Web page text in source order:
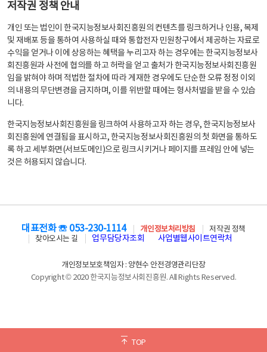
저작권 정책 안내
개인 또는 법인이 한국지능정보사회진흥원의 컨텐츠를 링크하거나 인용, 복제
및 재배포 등을 통하여 사용하실 때와 통합전자 민원창구에서 제공하는 자료로
수익을 얻거나 이에 상응하는 혜택을 누리고자 하는 경우에는 한국지능정보사
회진흥원과 사전에 협의를 하고 허락을 얻고 출처가 한국지능정보사회진흥원
임을 밝혀야 하며 적법한 절차에 따라 게재한 경우에도 단순한 오류 정정 이외
의 내용의 무단변경을 금지하며, 이를 위반할 때에는 형사처벌을 받을 수 있습
니다.
한국지능정보사회진흥원을 링크하여 사용하고자 하는 경우, 한국지능정보사
회진흥원에 연결됨을 표시하고, 한국지능정보사회진흥원의 첫 화면을 통하도
록 하고 세부화면(서브도메인)으로 링크시키거나 페이지를 프레임 안에 넣는
것은 허용되지 않습니다.
TOP
대표전화 ☏ 053-230-1114 개인정보처리방침
저작권 정책
찾아오시는 길
업무담당자조회 사업별웹사이트연락처
개인정보보호책임자 : 양현수 안전경영관리단장
Copyright © 2020 한국지능정보사회진흥원. All Rights Reserved.